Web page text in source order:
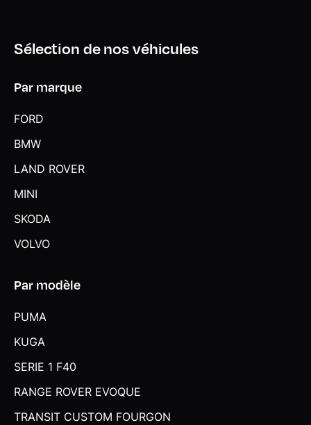
Sélection de nos véhicules
Par marque
FORD
BMW
LAND ROVER
MINI
SKODA
VOLVO
Par modèle
PUMA
KUGA
SERIE 1 F40
RANGE ROVER EVOQUE
TRANSIT CUSTOM FOURGON